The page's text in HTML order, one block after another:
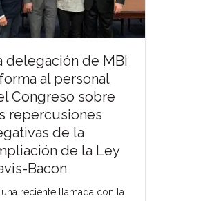
delegación de MBI
al personal
Congreso sobre
repercusiones
de la
de la Ley
Bacon
una reciente llamada con la